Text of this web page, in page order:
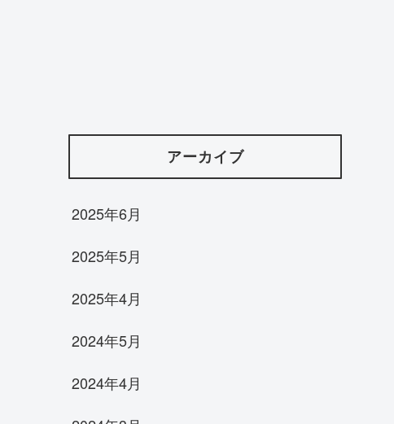
アーカイブ
2025年6月
2025年5月
2025年4月
2024年5月
2024年4月